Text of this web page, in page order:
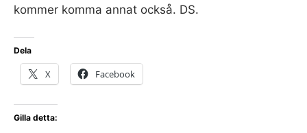
kommer komma annat också. DS.
Dela
X Facebook
Gilla detta: